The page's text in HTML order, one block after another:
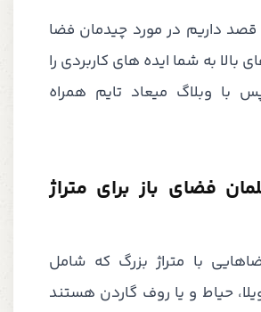
قصد داریم در مورد چیدمان فضا
بالا به شما ایده های کاربردی را
با وبلاگ میعاد تایم همراه
فضای باز برای متراژ
با متراژ بزرگ که شامل
حیاط و یا روف گاردن هستند